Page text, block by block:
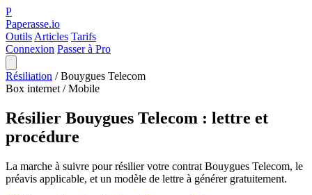
P
Paperasse.io
Outils Articles Tarifs
Connexion Passer à Pro
Résiliation / Bouygues Telecom
Box internet / Mobile
Résilier Bouygues Telecom : lettre et
procédure
La marche à suivre pour résilier votre contrat Bouygues Telecom, le
préavis applicable, et un modèle de lettre à générer gratuitement.